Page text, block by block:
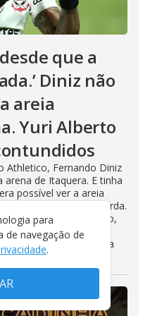
que a
Diniz não
areia
Yuri Alberto
Athletico, Fernando Diniz
de Itaquera. E tinha
possível ver a areia
fisgada na coxa esquerda.
medo é de estiramento,
Ele e Ladyad devem
domingo, pela Copa
para
de navegação de
.